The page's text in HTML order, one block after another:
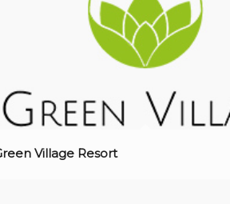
Village Resort